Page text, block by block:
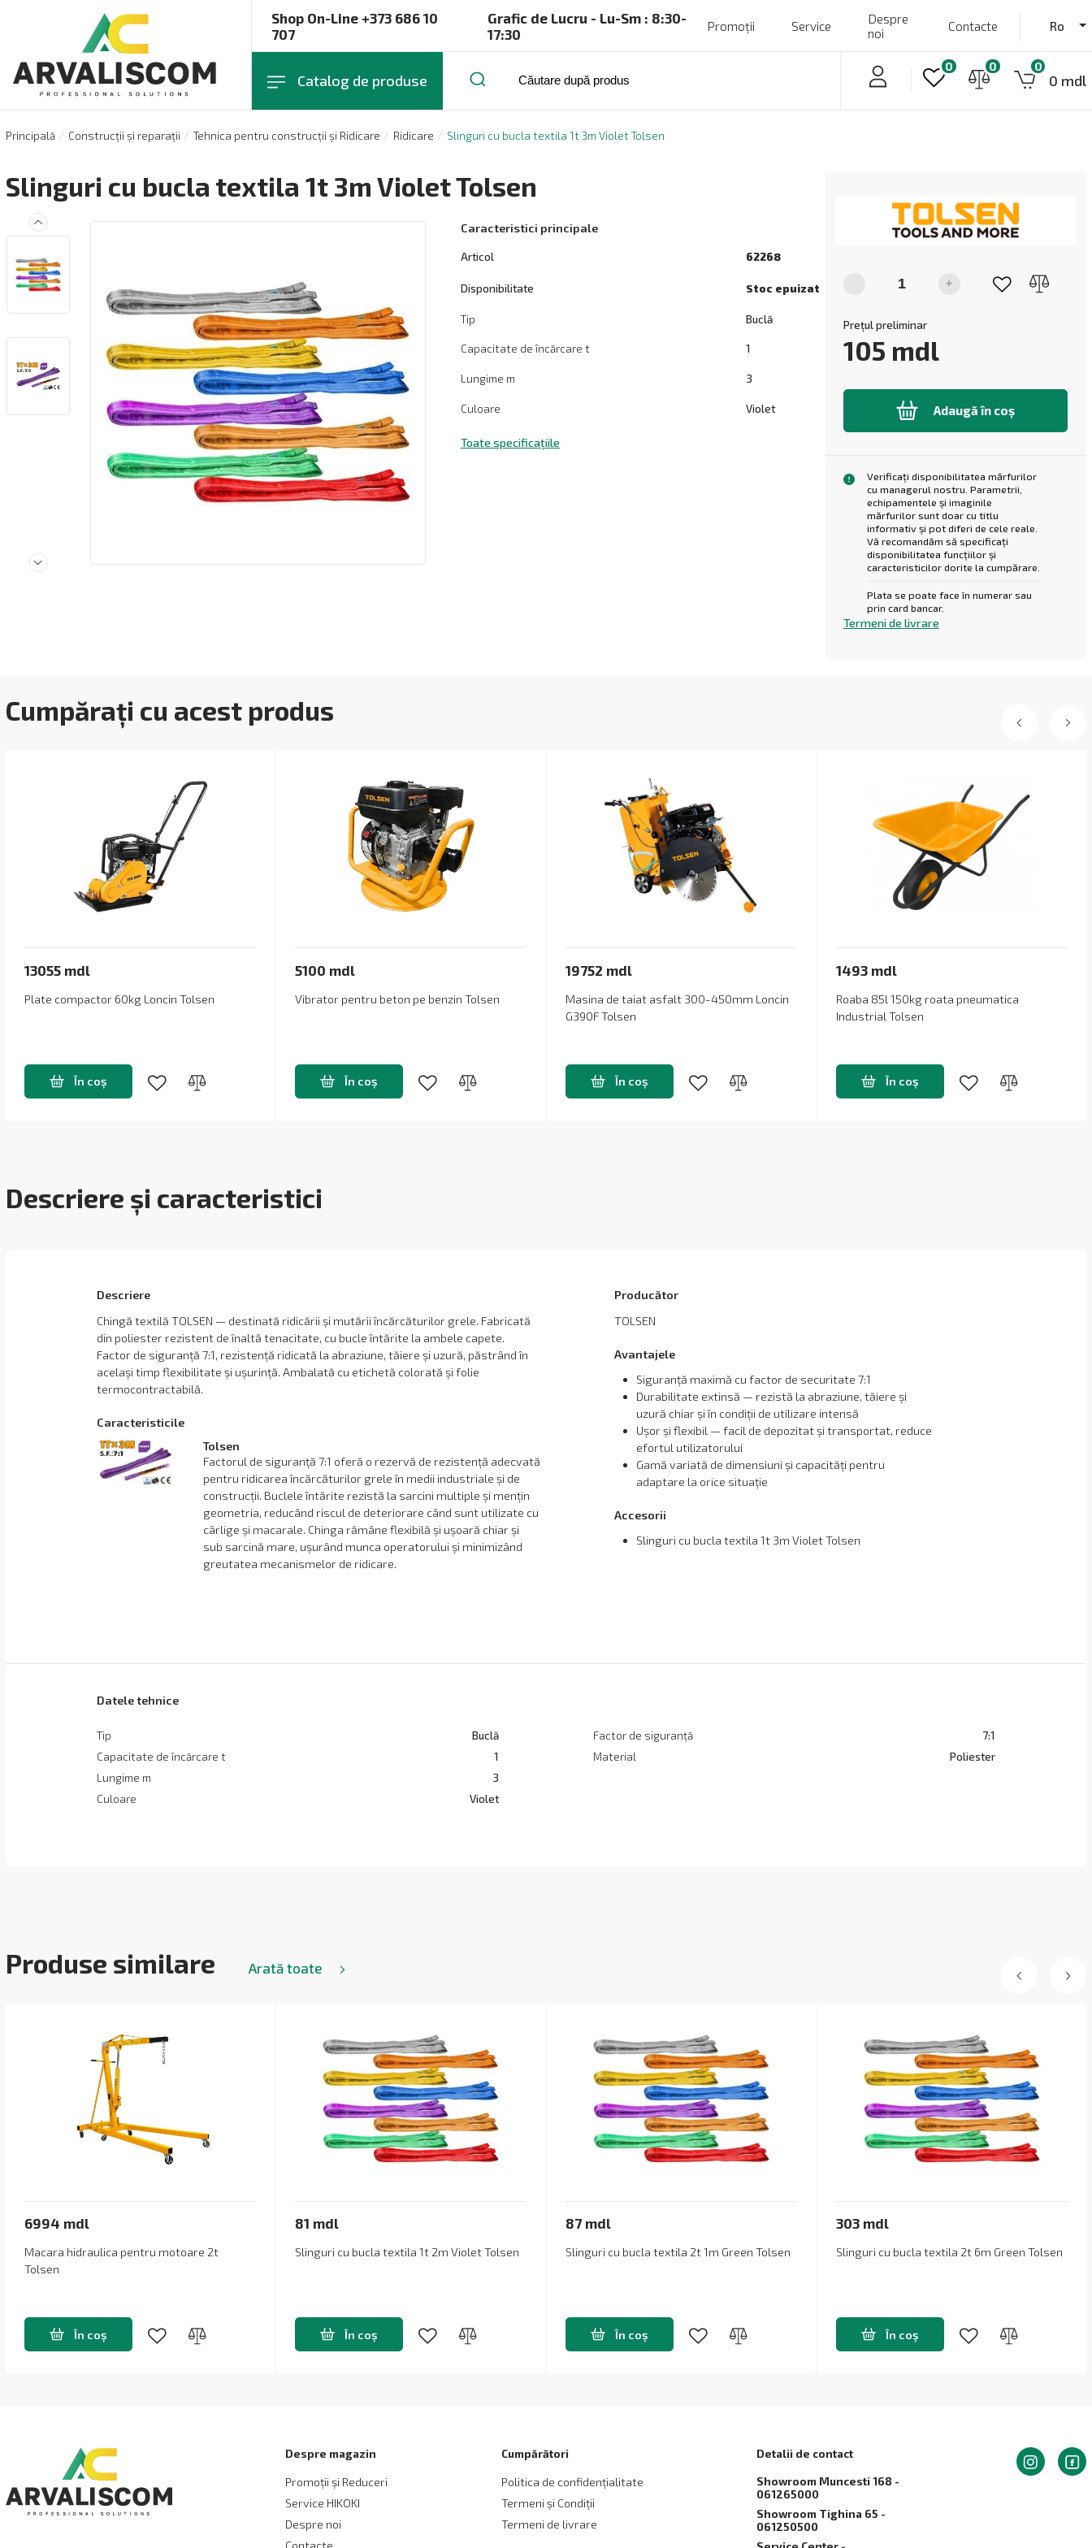
Shop On-Line +373 686 10
707
Grafic de Lucru - Lu-Sm : 8:30-
17:30
Promoții Service
Despre
noi
Contacte Ro
Catalog de produse
0 0 0
0 mdl
Principală Construcții și reparații Tehnica pentru construcții și Ridicare Ridicare Slinguri cu bucla textila 1t 3m Violet Tolsen
Slinguri cu bucla textila 1t 3m Violet Tolsen
Caracteristici principale
Articol 62268
Disponibilitate Stoc epuizat
Tip Buclă
Capacitate de încărcare t 1
Lungime m 3
Culoare Violet
Toate specificațiile
+
Prețul preliminar
105 mdl
Adaugă în coș
Verificați disponibilitatea mărfurilor
cu managerul nostru. Parametrii,
echipamentele și imaginile
mărfurilor sunt doar cu titlu
informativ și pot diferi de cele reale.
Vă recomandăm să specificați
disponibilitatea funcțiilor și
caracteristicilor dorite la cumpărare.
Plata se poate face în numerar sau
prin card bancar.
Termeni de livrare
Cumpărați cu acest produs
13055 mdl
Plate compactor 60kg Loncin Tolsen
În coș
5100 mdl
Vibrator pentru beton pe benzin Tolsen
În coș
19752 mdl
Masina de taiat asfalt 300-450mm Loncin
G390F Tolsen
În coș
1493 mdl
Roaba 85l 150kg roata pneumatica
Industrial Tolsen
În coș
Descriere și caracteristici
Descriere
Chingă textilă TOLSEN — destinată ridicării și mutării încărcăturilor grele. Fabricată
din poliester rezistent de înaltă tenacitate, cu bucle întărite la ambele capete.
Factor de siguranță 7:1, rezistență ridicată la abraziune, tăiere și uzură, păstrând în
același timp flexibilitate și ușurință. Ambalată cu etichetă colorată și folie
termocontractabilă.
Сaracteristicile
Tolsen
Factorul de siguranță 7:1 oferă o rezervă de rezistență adecvată
pentru ridicarea încărcăturilor grele în medii industriale și de
construcții. Buclele întărite rezistă la sarcini multiple și mențin
geometria, reducând riscul de deteriorare când sunt utilizate cu
cârlige și macarale. Chinga rămâne flexibilă și ușoară chiar și
sub sarcină mare, ușurând munca operatorului și minimizând
greutatea mecanismelor de ridicare.
Producător
TOLSEN
Avantajele
Siguranță maximă cu factor de securitate 7:1
Durabilitate extinsă — rezistă la abraziune, tăiere și
uzură chiar și în condiții de utilizare intensă
Ușor și flexibil — facil de depozitat și transportat, reduce
efortul utilizatorului
Gamă variată de dimensiuni și capacități pentru
adaptare la orice situație
Accesorii
Slinguri cu bucla textila 1t 3m Violet Tolsen
Datele tehnice
Tip
Buclă
Capacitate de încărcare t
1
Lungime m
3
Culoare
Violet
Factor de siguranță
7:1
Material
Poliester
Produse similare Arată toate
6994 mdl
Macara hidraulica pentru motoare 2t
Tolsen
În coș
81 mdl
Slinguri cu bucla textila 1t 2m Violet Tolsen
În coș
87 mdl
Slinguri cu bucla textila 2t 1m Green Tolsen
În coș
303 mdl
Slinguri cu bucla textila 2t 6m Green Tolsen
În coș
Despre magazin
Promoții și Reduceri
Service HIKOKI
Despre noi
Cumpărători
Politica de confidențialitate
Termeni și Сondiții
Termeni de livrare
Detalii de contact
Showroom Muncesti 168 -
061265000
Showroom Tighina 65 -
061250500